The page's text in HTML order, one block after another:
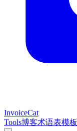
InvoiceCat
Tools博客术语表模板